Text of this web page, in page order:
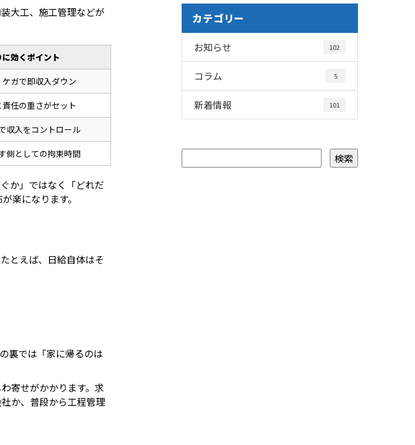
大工、施工管理などが
効くポイント
ガで即収入ダウン
任の重さがセット
収入をコントロール
側としての拘束時間
か」ではなく「どれだ
楽になります。
とえば、日給自体はそ
裏では「家に帰るのは
寄せがかかります。求
か、普段から工程管理
カテゴリー
お知らせ 102
コラム 5
新着情報 101